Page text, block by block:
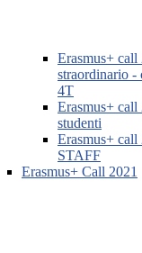
Erasmus+
straordinario -
4T
Erasmus+
studenti
Erasmus+
STAFF
Erasmus+ Call 2021